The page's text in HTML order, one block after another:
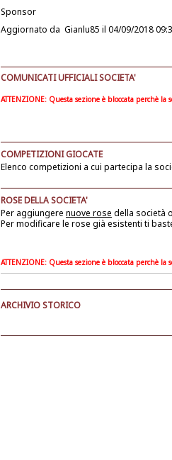
Sponsor
Aggiornato da Gianlu85 il 04/09/2018
COMUNICATI UFFICIALI SOCIETA'
ATTENZIONE: Questa sezione è bloccata perchè
COMPETIZIONI GIOCATE
Elenco competizioni a cui partecipa la
ROSE DELLA SOCIETA'
Per aggiungere nuove rose della società
Per modificare le rose già esistenti ti
ATTENZIONE: Questa sezione è bloccata perchè
ARCHIVIO STORICO